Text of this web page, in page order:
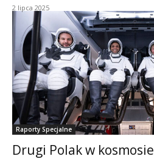
2 lipca 2025
Raporty Specjalne
Drugi Polak w kosmosie